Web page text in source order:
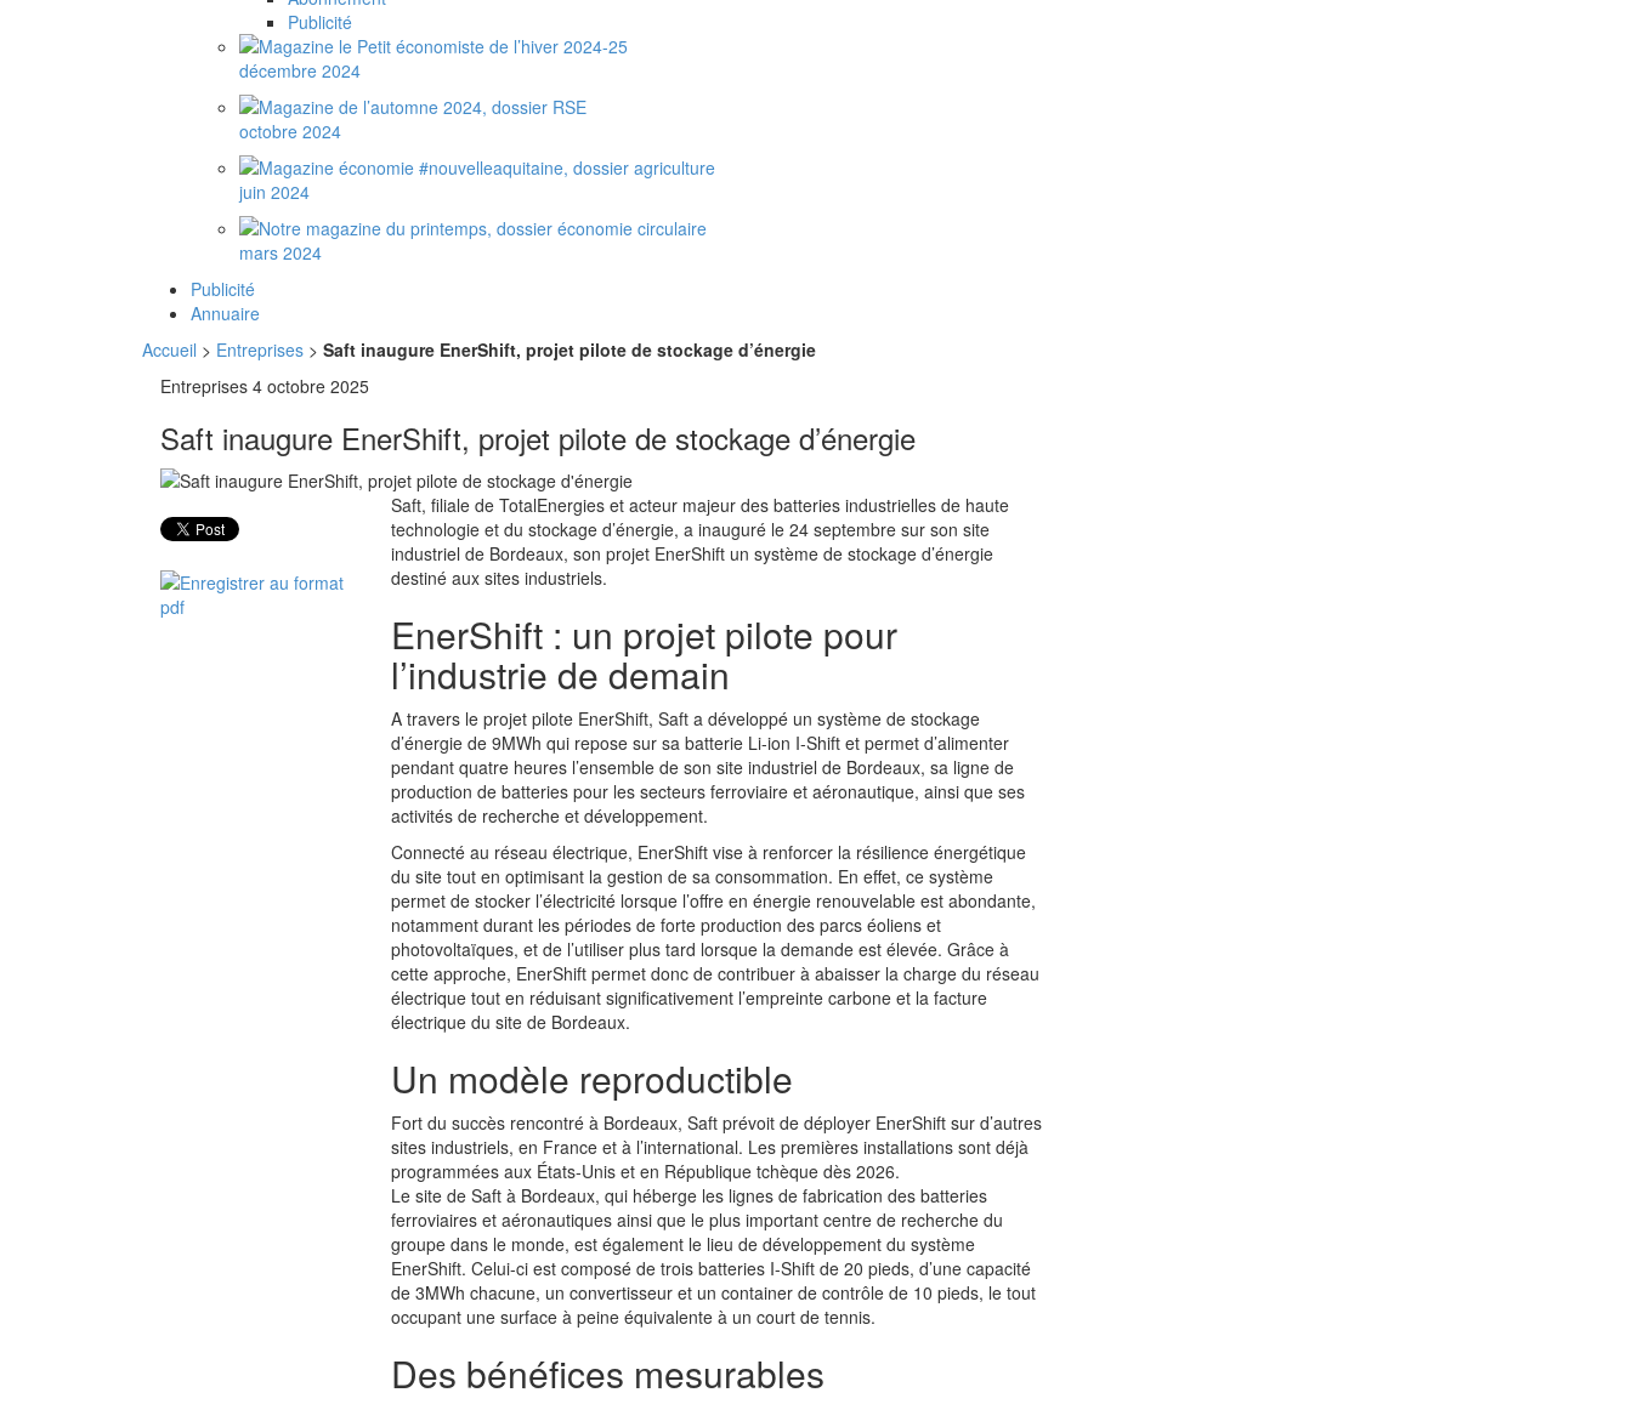
Publicité
décembre 2024
octobre 2024
juin 2024
mars 2024
Publicité
Annuaire
Accueil > Entreprises > Saft inaugure EnerShift, projet pilote de stockage d’énergie
Entreprises 4 octobre 2025
Saft inaugure EnerShift, projet pilote de stockage d’énergie
Saft, filiale de TotalEnergies et acteur majeur des batteries industrielles de haute
technologie et du stockage d’énergie, a inauguré le 24 septembre sur son site
industriel de Bordeaux, son projet EnerShift un système de stockage d’énergie
destiné aux sites industriels.
EnerShift : un projet pilote pour
l’industrie de demain
A travers le projet pilote EnerShift, Saft a développé un système de stockage
d’énergie de 9MWh qui repose sur sa batterie Li-ion I-Shift et permet d’alimenter
pendant quatre heures l’ensemble de son site industriel de Bordeaux, sa ligne de
production de batteries pour les secteurs ferroviaire et aéronautique, ainsi que ses
activités de recherche et développement.
Connecté au réseau électrique, EnerShift vise à renforcer la résilience énergétique
du site tout en optimisant la gestion de sa consommation. En effet, ce système
permet de stocker l’électricité lorsque l’offre en énergie renouvelable est abondante,
notamment durant les périodes de forte production des parcs éoliens et
photovoltaïques, et de l’utiliser plus tard lorsque la demande est élevée. Grâce à
cette approche, EnerShift permet donc de contribuer à abaisser la charge du réseau
électrique tout en réduisant significativement l’empreinte carbone et la facture
électrique du site de Bordeaux.
Un modèle reproductible
Fort du succès rencontré à Bordeaux, Saft prévoit de déployer EnerShift sur d’autres
sites industriels, en France et à l’international. Les premières installations sont déjà
programmées aux États-Unis et en République tchèque dès 2026.
Le site de Saft à Bordeaux, qui héberge les lignes de fabrication des batteries
ferroviaires et aéronautiques ainsi que le plus important centre de recherche du
groupe dans le monde, est également le lieu de développement du système
EnerShift. Celui-ci est composé de trois batteries I-Shift de 20 pieds, d’une capacité
de 3MWh chacune, un convertisseur et un container de contrôle de 10 pieds, le tout
occupant une surface à peine équivalente à un court de tennis.
Des bénéfices mesurables